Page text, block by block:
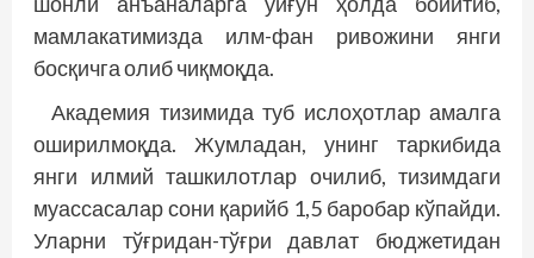
мамлакатимизда илм-фан ривожини янги
босқичга олиб чиқмоқда.
Академия тизимида туб ислоҳотлар амалга
оширилмоқда. Жумладан, унинг таркибида
янги илмий ташкилотлар очилиб, тизимдаги
муассасалар сони қарийб 1,5 баробар кўпайди.
Уларни тўғридан-тўғри давлат бюджетидан